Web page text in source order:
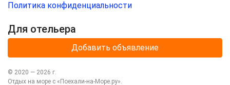
Политика конфиденциальности
Для отельера
Добавить объявление
© 2020 — 2026 г.
Отдых на море с «Поехали-на-Море.ру».